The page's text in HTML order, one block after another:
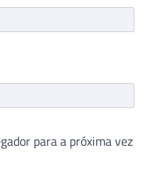
para a próxima vez